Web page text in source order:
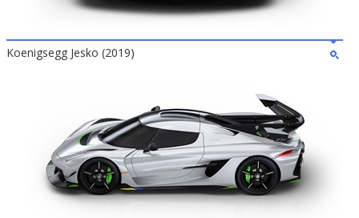
Koenigsegg Jesko (2019)